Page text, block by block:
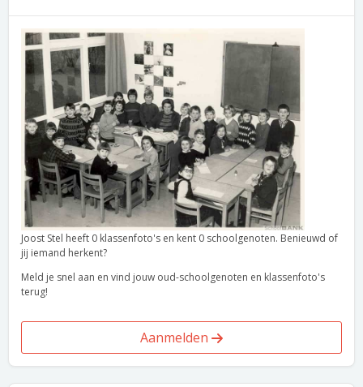
Joost Stel heeft 0 klassenfoto's en kent 0 schoolgenoten. Benieuwd of
jij iemand herkent?
Meld je snel aan en vind jouw oud-schoolgenoten en klassenfoto's
terug!
Aanmelden